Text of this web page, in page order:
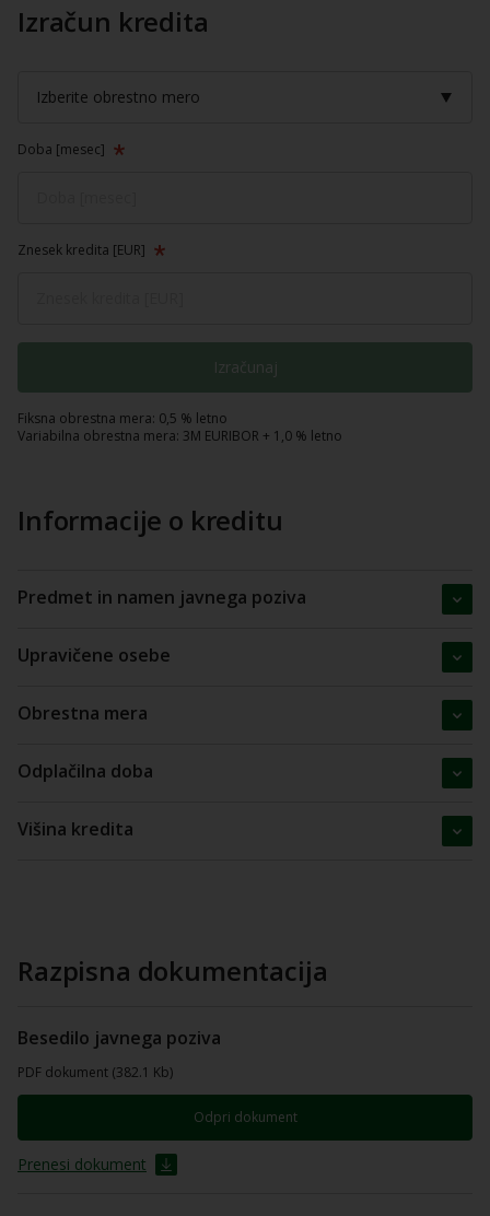
Izračun kredita
Doba [mesec]
Znesek kredita [EUR]
Izračunaj
Fiksna obrestna mera: 0,5 % letno
Variabilna obrestna mera: 3M EURIBOR + 1,0 % letno
Informacije o kreditu
Predmet in namen javnega poziva
Upravičene osebe
Obrestna mera
Odplačilna doba
Višina kredita
Razpisna dokumentacija
Besedilo javnega poziva
PDF dokument (382.1 Kb)
Odpri dokument
Prenesi dokument